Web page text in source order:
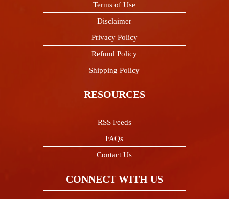
Terms of Use
Disclaimer
Privacy Policy
Refund Policy
Shipping Policy
RESOURCES
RSS Feeds
FAQs
Contact Us
CONNECT WITH US